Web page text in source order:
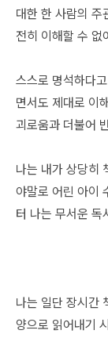
대한 한 사람의 주
전히 이해할 수 없
스스로 명석하다
면서도 제대로 이
괴로움과 더불어
나는 내가 상당히
야말로 어린 아이
터 나는 무서운 독
나는 일단 장시간
양으로 읽어내기